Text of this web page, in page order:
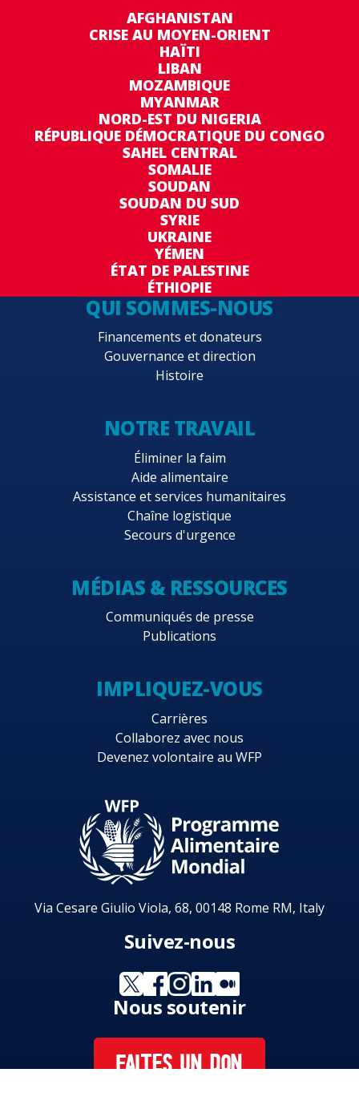
AFGHANISTAN
CRISE AU MOYEN-ORIENT
HAÏTI
LIBAN
MOZAMBIQUE
MYANMAR
NORD-EST DU NIGERIA
RÉPUBLIQUE DÉMOCRATIQUE DU CONGO
SAHEL CENTRAL
SOMALIE
SOUDAN
SOUDAN DU SUD
SYRIE
UKRAINE
YÉMEN
ÉTAT DE PALESTINE
ÉTHIOPIE
QUI SOMMES-NOUS
Financements et donateurs
Gouvernance et direction
Histoire
NOTRE TRAVAIL
Éliminer la faim
Aide alimentaire
Assistance et services humanitaires
Chaîne logistique
Secours d'urgence
MÉDIAS & RESSOURCES
Communiqués de presse
Publications
IMPLIQUEZ-VOUS
Carrières
Collaborez avec nous
Devenez volontaire au WFP
Via Cesare Giulio Viola, 68, 00148 Rome RM, Italy
Suivez-nous
Nous soutenir
FAITES UN DON